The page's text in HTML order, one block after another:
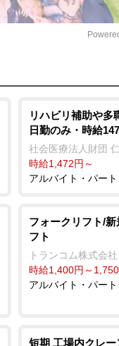
リハビリ補助や多
日勤のみ・時給
社会医療法人財団
時給1,472円～
アルバイト・パー
フォークリフト/
フト
トランコム株式会社
時給1,400円～
アルバイト・パー
短期 工場内クレ